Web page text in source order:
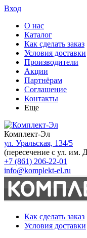
Вход
О нас
Каталог
Как сделать заказ
Условия доставки
Производители
Акции
Партнёрам
Соглашение
Контакты
Еще
Комплект-Эл
ул. Уральская, 134/5
(пересечение с ул. им.
+7 (861) 206-22-01
info@komplekt-el.ru
Как сделать заказ
Условия доставки